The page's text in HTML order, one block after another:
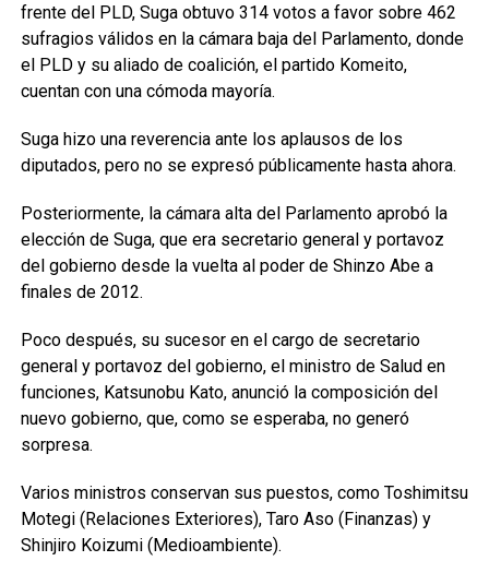
frente del PLD, Suga obtuvo 314 votos a favor sobre 462
sufragios válidos en la cámara baja del Parlamento, donde
el PLD y su aliado de coalición, el partido Komeito,
cuentan con una cómoda mayoría.
Suga hizo una reverencia ante los aplausos de los
diputados, pero no se expresó públicamente hasta ahora.
Posteriormente, la cámara alta del Parlamento aprobó la
elección de Suga, que era secretario general y portavoz
del gobierno desde la vuelta al poder de Shinzo Abe a
finales de 2012.
Poco después, su sucesor en el cargo de secretario
general y portavoz del gobierno, el ministro de Salud en
funciones, Katsunobu Kato, anunció la composición del
nuevo gobierno, que, como se esperaba, no generó
sorpresa.
Varios ministros conservan sus puestos, como Toshimitsu
Motegi (Relaciones Exteriores), Taro Aso (Finanzas) y
Shinjiro Koizumi (Medioambiente).